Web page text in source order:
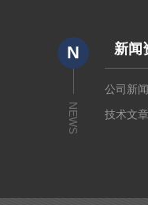
N
NEWS
新闻
公司新
技术文